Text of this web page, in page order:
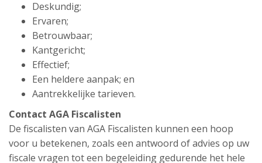
Deskundig;
Ervaren;
Betrouwbaar;
Kantgericht;
Effectief;
Een heldere aanpak; en
Aantrekkelijke tarieven.
Contact AGA Fiscalisten
De fiscalisten van AGA Fiscalisten kunnen een hoop
voor u betekenen, zoals een antwoord of advies op uw
fiscale vragen tot een begeleiding gedurende het hele